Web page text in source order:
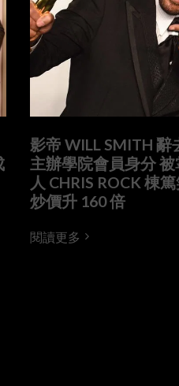
影帝 WILL SMITH 辭
主辦學院會員身分
人 CHRIS ROCK 棟
炒價升 160 倍
閱讀更多